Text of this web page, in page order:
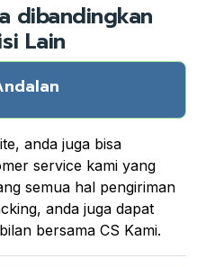
dibandingkan
Lain
anda juga bisa
service kami yang
semua hal pengiriman
anda juga dapat
bersama CS Kami.